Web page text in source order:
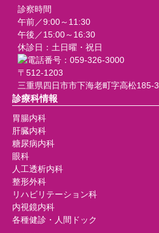
診察時間
午前／9:00～11:30
午後／15:00～16:30
休診日：土日曜・祝日
〒512-1203
三重県四日市市下海老町字高松185-3
診療科情報
胃腸内科
肝臓内科
糖尿病内科
眼科
人工透析内科
整形外科
リハビリテーション科
内視鏡内科
各種健診・人間ドック